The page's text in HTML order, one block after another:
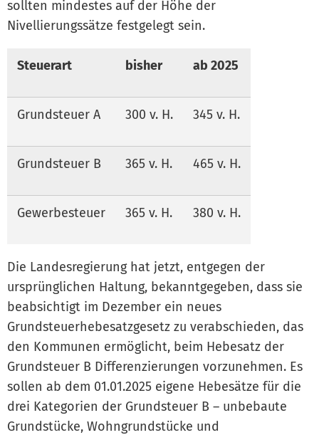
sollten mindestes auf der Höhe der
Nivellierungssätze festgelegt sein.
Steuerart bisher ab 2025
Grundsteuer A 300 v. H. 345 v. H.
Grundsteuer B 365 v. H. 465 v. H.
Gewerbesteuer 365 v. H. 380 v. H.
Die Landesregierung hat jetzt, entgegen der
ursprünglichen Haltung, bekanntgegeben, dass sie
beabsichtigt im Dezember ein neues
Grundsteuerhebesatzgesetz zu verabschieden, das
den Kommunen ermöglicht, beim Hebesatz der
Grundsteuer B Differenzierungen vorzunehmen. Es
sollen ab dem 01.01.2025 eigene Hebesätze für die
drei Kategorien der Grundsteuer B – unbebaute
Grundstücke, Wohngrundstücke und